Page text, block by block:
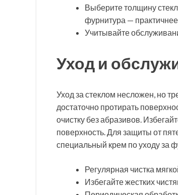
Выберите толщину
фурнитура —
Учитывайте
Уход и
Уход за стеклом несложен, но
достаточно протирать
очистку без абразивов.
поверхность. Для защиты от
специальный крем по уходу за
Регулярная чистка
Избегайте жестких